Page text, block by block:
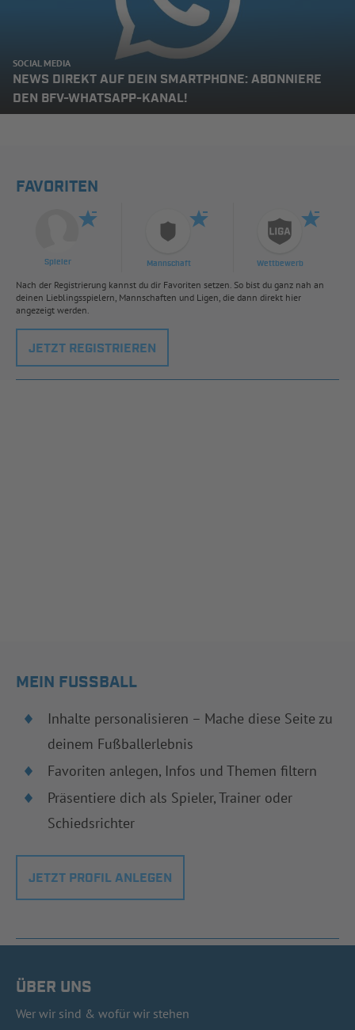
SOCIAL MEDIA
NEWS DIREKT AUF DEIN SMARTPHONE: ABONNIERE
DEN BFV-WHATSAPP-KANAL!
FAVORITEN
Spieler Mannschaft Wettbewerb
Nach der Registrierung kannst du dir Favoriten setzen. So bist du ganz nah an
deinen Lieblingsspielern, Mannschaften und Ligen, die dann direkt hier
angezeigt werden.
JETZT REGISTRIEREN
MEIN FUSSBALL
Inhalte personalisieren – Mache diese Seite zu
deinem Fußballerlebnis
Favoriten anlegen, Infos und Themen filtern
Präsentiere dich als Spieler, Trainer oder
Schiedsrichter
JETZT PROFIL ANLEGEN
ÜBER UNS
Wer wir sind & wofür wir stehen